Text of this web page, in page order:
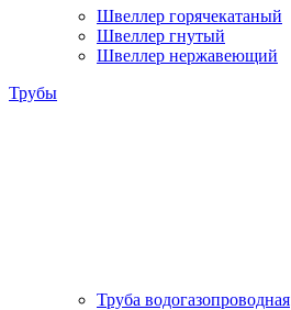
Швеллер горячекатаный
Швеллер гнутый
Швеллер нержавеющий
Трубы
Труба водогазопроводная